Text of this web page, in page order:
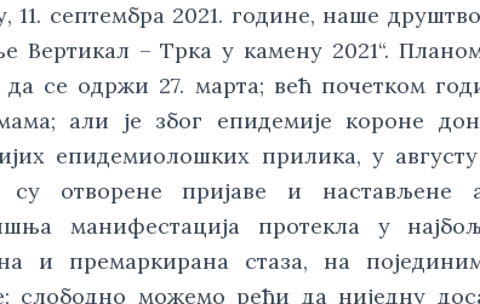
11. септембра 2021. године, наше
Вертикал – Трка у камену 2021“.
да се одржи 27. марта; већ почетком
али је због епидемије короне
епидемиолошких прилика, у
су отворене пријаве и настављене
манифестација протекла у
и премаркирана стаза, на
слободно можемо рећи да ниједну